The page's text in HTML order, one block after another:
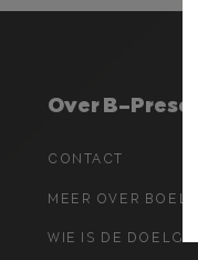
Over B-
CONTACT
MEER OVER
WIE IS DE